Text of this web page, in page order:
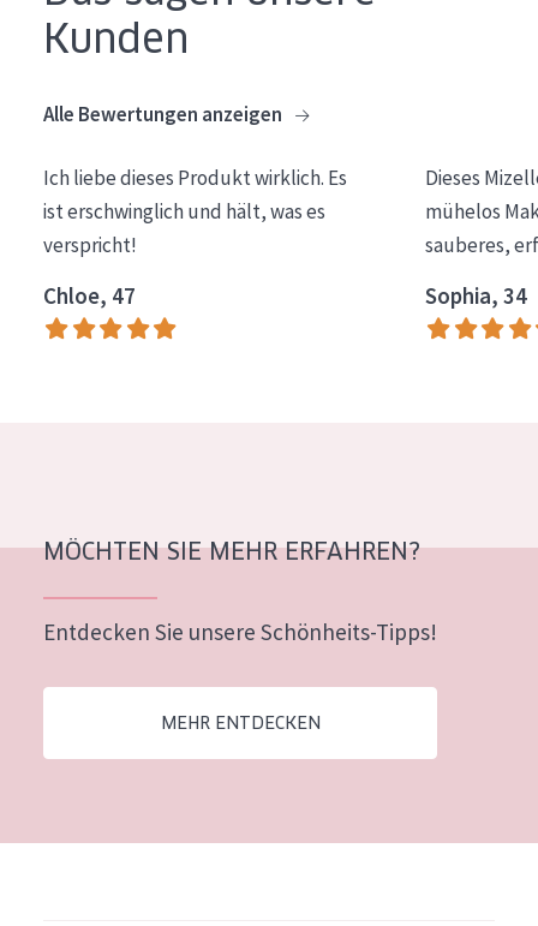
Essentials
Expert
HAUTTYP
Empfindliche Haut
Mischhaut und fettige Haut
Alter: 35 to 55
Kunden
Alle Bewertungen anzeigen
Ich liebe dieses Produkt wirklich. Es
ist erschwinglich und hält, was es
verspricht!
Chloe, 47
Dieses
mühelos
sauberes,
Sophia, 34
MÖCHTEN SIE MEHR ERFAHREN?
Entdecken Sie unsere Schönheits-Tipps!
MEHR ENTDECKEN